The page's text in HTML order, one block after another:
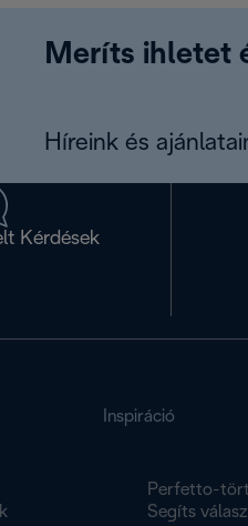
Meríts ihletet
Híreink és
Kérdések
Inspiráció
Perfetto-
Segíts